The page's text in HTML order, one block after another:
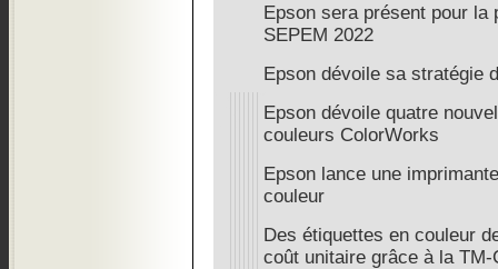
Epson sera présent pour la
SEPEM 2022
Epson dévoile sa stratégie
Epson dévoile quatre
couleurs ColorWorks
Epson lance une
couleur
Des étiquettes en couleur
coût unitaire grâce à la TM-